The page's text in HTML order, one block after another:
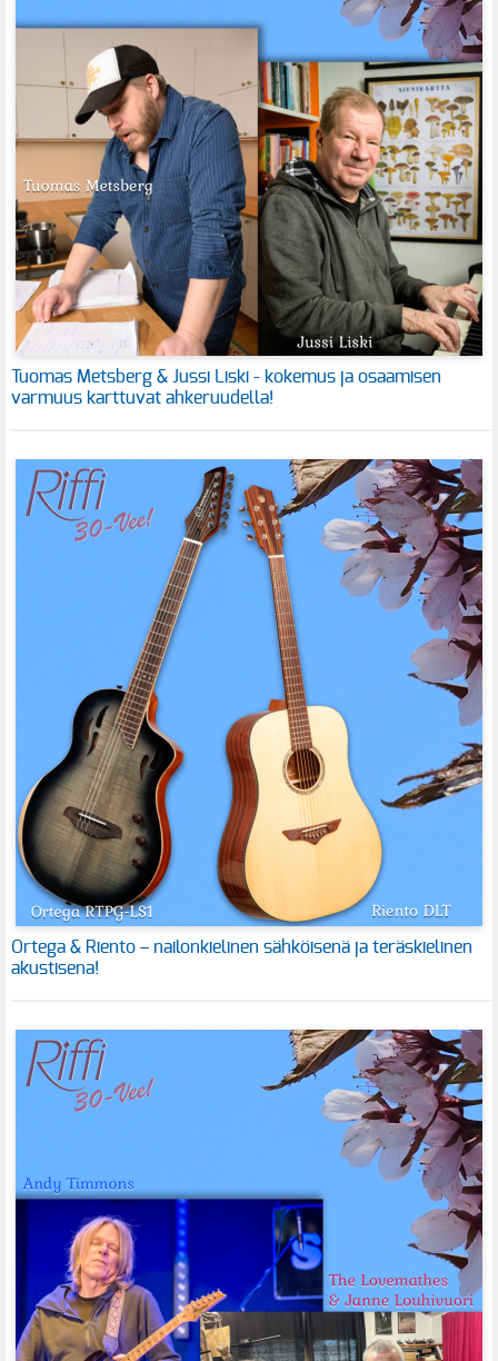
Tuomas Metsberg & Jussi Liski - kokemus ja osaamisen
varmuus karttuvat ahkeruudella!
Ortega & Riento – nailonkielinen sähköisenä ja teräskielinen
akustisena!